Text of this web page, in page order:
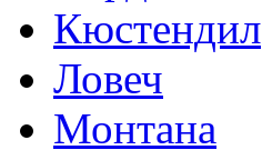
Кюстендил
Ловеч
Монтана